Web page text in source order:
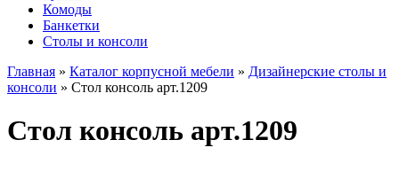
Комоды
Банкетки
Столы и консоли
Главная » Каталог корпусной мебели » Дизайнерские столы и
консоли » Стол консоль арт.1209
Стол консоль арт.1209